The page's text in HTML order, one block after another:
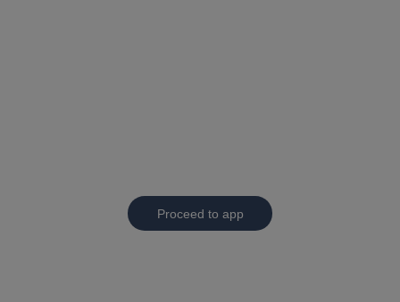
Proceed to app